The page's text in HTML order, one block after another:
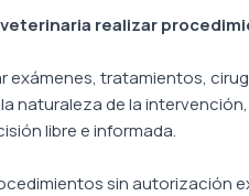
realizar
exámenes, tratamientos,
naturaleza de la
libre e informada.
sin autorización